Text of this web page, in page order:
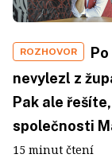
ROZHOVOR
nevylezl z
Pak ale
společnosti
15 minut čtení